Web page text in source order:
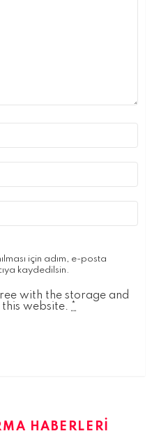
için adım, e-posta
kaydedilsin.
with the storage and
website.
HABERLERI